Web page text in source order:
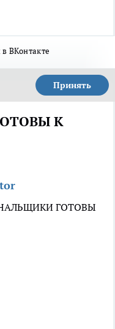
ВКонтакте
Принять
К